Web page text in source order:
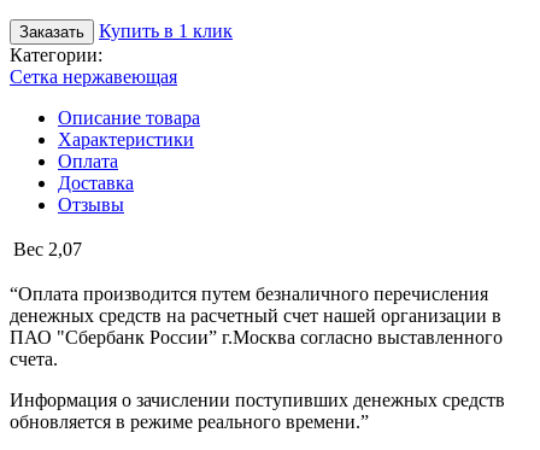
Заказать
Купить в 1 клик
Категории:
Сетка нержавеющая
Описание товара
Характеристики
Оплата
Доставка
Отзывы
Вес 2,07
“Оплата производится путем безналичного перечисления
денежных средств на расчетный счет нашей организации в
ПАО "Сбербанк России” г.Москва согласно выставленного
счета.
Информация о зачислении поступивших денежных средств
обновляется в режиме реального времени.”